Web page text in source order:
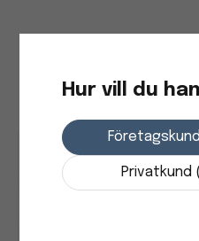
+
Hur vill du
Privatkund